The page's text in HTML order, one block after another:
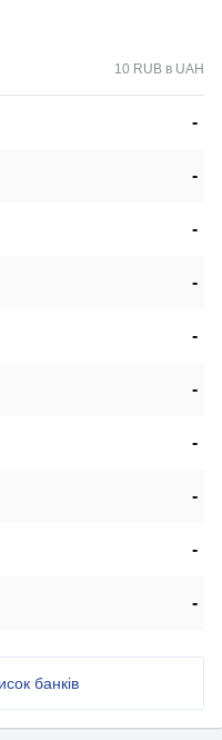
10 RUB в UAH
-
-
-
-
-
-
-
-
-
-
банків